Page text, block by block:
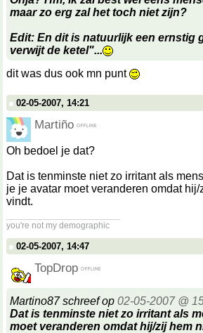
maar zo erg zal het toch niet zijn?
Edit: En dit is natuurlijk een ernstig
verwijt de ketel"...
dit was dus ook mn punt
02-05-2007, 14:21
Martiño
Oh bedoel je dat?
Dat is tenminste niet zo irritant als
je je avatar moet veranderen omdat
vindt.
you're not my demographic
02-05-2007, 14:47
TopDrop
Martino87 schreef op 02-05-2007 @
Dat is tenminste niet zo irritant als
moet veranderen omdat hij/zij hem